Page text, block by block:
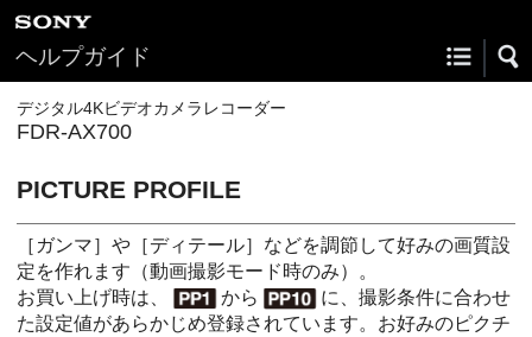
ヘルプガイド
デジタル4Kビデオカメラレコーダー
FDR-AX700
PICTURE PROFILE
［ガンマ］や［ディテール］などを調節して好みの画質設
定を作れます（動画撮影モード時のみ）。
お買い上げ時は、
から
に、撮影条件に合わせ
た設定値があらかじめ登録されています。お好みのピクチ